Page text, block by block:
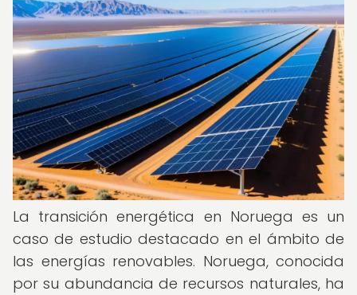
La transición energética en Noruega es un
caso de estudio destacado en el ámbito de
las energías renovables. Noruega, conocida
por su abundancia de recursos naturales, ha